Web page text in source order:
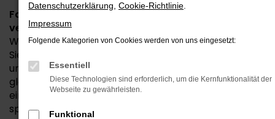
Fahrzeuge vor Ort – entdecken, vergleichen,
verlieben!
Willkommen in unserer Fahrzeugbörse! Hier finden
Sie eine große Auswahl an sofort verfügbaren Neu-
und Gebrauchtwagen direkt bei uns vor Ort. Ganz
gleich, ob Sie nach einem sparsamen Kleinwagen,
einem geräumigen Familienauto oder einem
sportlichen SUV suchen – bei uns werden Sie fündig.
Datenschutzerklärung Cookie-Richtlinie
Impressum
Folgende Kategorien von Cookies werden von uns eingesetzt:
Essentiell
Diese Technologien sind erforderlich, um die Kernfunktionalität der
Webseite zu gewährleisten.
Funktional